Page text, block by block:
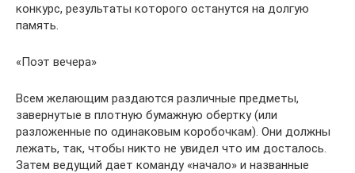
конкурс, результаты которого останутся на долгую
память.
«Поэт вечера»
Всем желающим раздаются различные предметы,
завернутые в плотную бумажную обертку (или
разложенные по одинаковым коробочкам). Они должны
лежать, так, чтобы никто не увидел что им досталось.
Затем ведущий дает команду «начало» и названные